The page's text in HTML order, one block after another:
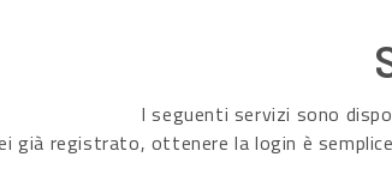
I seguenti servizi sono
già registrato, ottenere la login è